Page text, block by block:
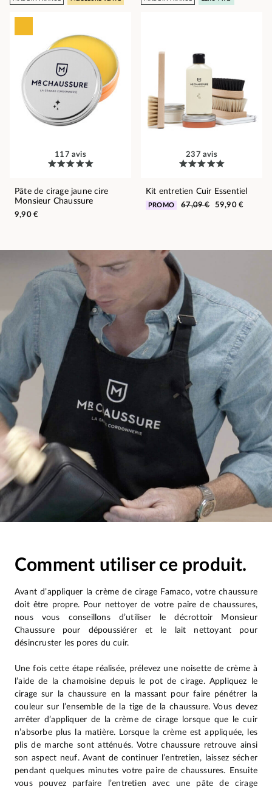
117 avis
Pâte de cirage jaune cire
Monsieur Chaussure
9,90 €
237 avis
Kit entretien Cuir Essentiel
PROMO 67,09 € 59,90 €
Comment utiliser ce produit.
Avant d’appliquer la crème de cirage Famaco, votre chaussure
doit être propre. Pour nettoyer de votre paire de chaussures,
nous vous conseillons d’utiliser le décrottoir Monsieur
Chaussure pour dépoussiérer et le lait nettoyant pour
désincruster les pores du cuir.
Une fois cette étape réalisée, prélevez une noisette de crème à
l’aide de la chamoisine depuis le pot de cirage. Appliquez le
cirage sur la chaussure en la massant pour faire pénétrer la
couleur sur l’ensemble de la tige de la chaussure. Vous devez
arrêter d’appliquer de la crème de cirage lorsque que le cuir
n’absorbe plus la matière. Lorsque la crème est appliquée, les
plis de marche sont atténués. Votre chaussure retrouve ainsi
son aspect neuf. Avant de continuer l’entretien, laissez sécher
pendant quelques minutes votre paire de chaussures. Ensuite
vous pouvez parfaire l’entretien avec une pâte de cirage